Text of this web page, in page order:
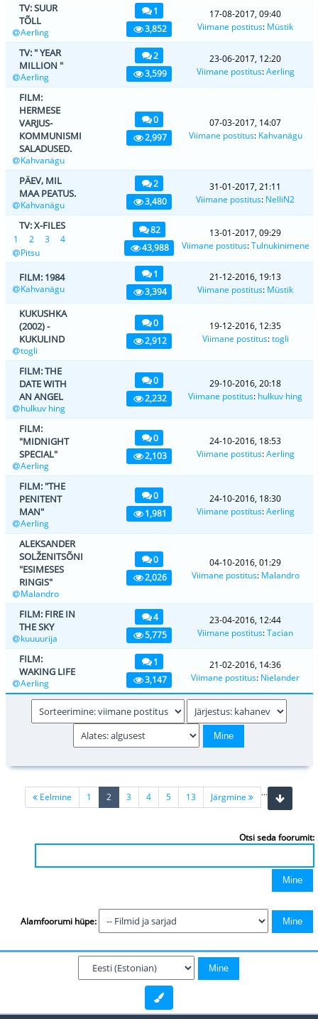
TV: SUUR
TÕLL
Aerling
1
3,852
17-08-2017, 09:40
Viimane postitus: Müstik
TV: " YEAR
MILLION "
Aerling
2
3,599
23-06-2017, 12:20
Viimane postitus:Aerling
FILM:
HERMESE
VARJUS-
KOMMUNISMI
SALADUSED.
Kahvanägu
0
2,997
07-03-2017, 14:07
Viimane postitus: Kahvanägu
PÄEV, MIL
MAA PEATUS.
Kahvanägu
2
3,480
31-01-2017, 21:11
Viimane postitus: NelliN2
TV: X-FILES
1 2 3
4
Pitsu
82
43,988
13-01-2017, 09:29
Viimane postitus:Tulnukinimene
FILM: 1984
Kahvanägu
1
3,394
21-12-2016, 19:13
Viimane postitus: Müstik
KUKUSHKA
(2002) -
KUKULIND
togli
0
2,912
19-12-2016, 12:35
Viimane postitus:togli
FILM: THE
DATE WITH
AN ANGEL
hulkuv hing
0
2,232
29-10-2016, 20:18
Viimane postitus: hulkuv hing
FILM:
"MIDNIGHT
SPECIAL"
Aerling
0
2,103
24-10-2016, 18:53
Viimane postitus:Aerling
FILM: "THE
PENITENT
MAN"
Aerling
0
1,981
24-10-2016, 18:30
Viimane postitus:Aerling
ALEKSANDER
SOLŽENITSÕNI
"ESIMESES
RINGIS"
Malandro
0
2,026
04-10-2016, 01:29
Viimane postitus: Malandro
FILM: FIRE IN
THE SKY
kuuuurija
4
5,775
23-04-2016, 12:44
Viimane postitus:Tacian
FILM:
WAKING LIFE
Aerling
1
3,147
21-02-2016, 14:36
Viimane postitus: Nielander
Eelmine 1 2 (current)
3 4 5 ...
13 Järgmine
Otsi seda foorumit:
Alamfoorumi hüpe: